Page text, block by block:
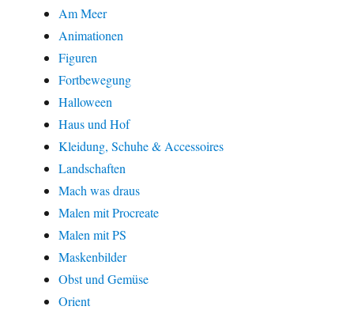
Am Meer
Animationen
Figuren
Fortbewegung
Halloween
Haus und Hof
Kleidung, Schuhe & Accessoires
Landschaften
Mach was draus
Malen mit Procreate
Malen mit PS
Maskenbilder
Obst und Gemüse
Orient